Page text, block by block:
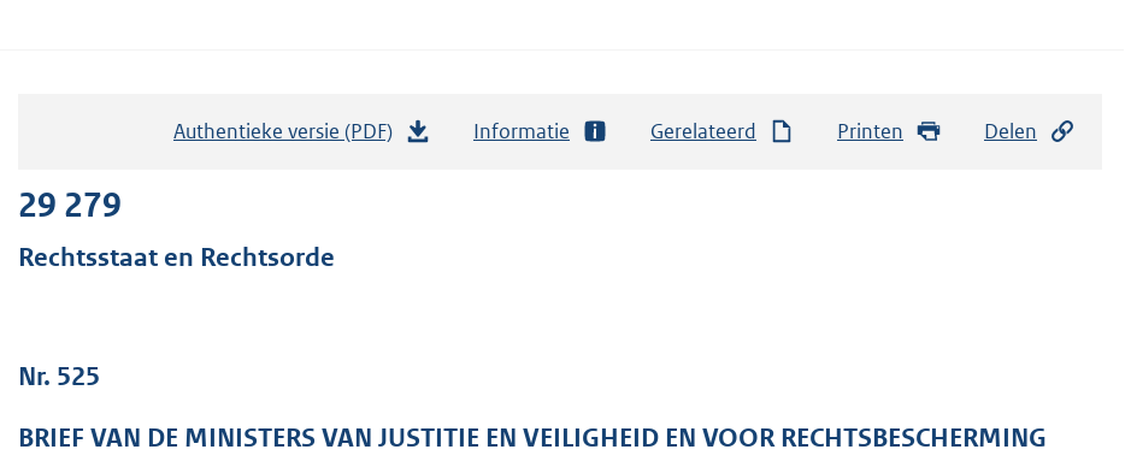
Authentieke versie (PDF)
r
Informatie Gerelateerd Printen Delen
29 279
Rechtsstaat en Rechtsorde
Nr. 525
BRIEF VAN DE MINISTERS VAN JUSTITIE EN VEILIGHEID EN VOOR RECHTSBESCHERMING